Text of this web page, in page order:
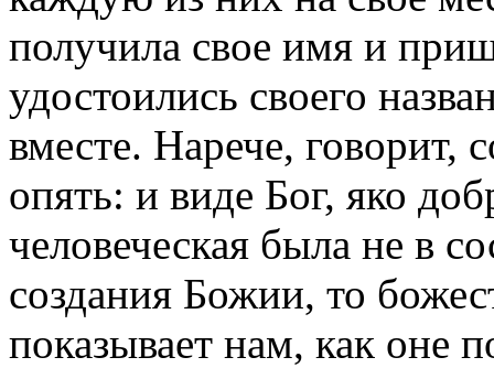
получила свое имя и
удостоились своего
вместе. Нарече, говорит,
опять: и виде Бог, яко
человеческая была не в
создания Божии, то
показывает нам, как оне